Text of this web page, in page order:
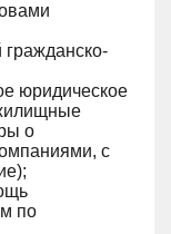
гражданско-
юридическое
о
с
по